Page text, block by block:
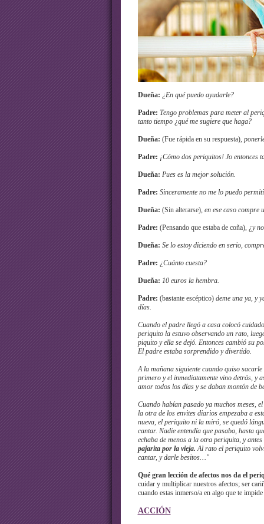
Dueña: ¿En qué puedo ayudarle?
Padre: Tengo problemas para meter al
tanto tiempo ¿qué me sugiere que haga?
Dueña: (Fue rápida en su respuesta),
Padre: ¡Cómo dos periquitos! Jo entonces
Dueña: Pues es la mejor solución.
Padre: Sinceramente no me lo puedo
Dueña: (Sin alterarse), en ese caso compre
Padre: (Pensando que estaba de coña), ¿y
Dueña: Se lo estoy diciendo en serio,
Padre: ¿Cuánto cuesta?
Dueña: 10 euros la hembra.
Padre: (bastante escéptico) deme una ya, y
días.
Cuando el padre llegó a casa colocó
periquito la estuvo observando un rato,
piquito y ella se dejó. Entonces cambió su
El padre estaba sorprendido y divertido.
A la mañana siguiente cuando quiso
primero y el inmediatamente vino detrás, y
amor todos los días y se daban montón de
Cuando habían pasado ya muchos meses,
la otra de los envites diarios empezaba a
nueva, el periquito ni la miró, se quedó
cantar. Nadie entendía que pasaba, hasta
echaba de menos a la otra periquita, y
pajarita por la vieja. Al rato el periquito
cantar, y darle besitos…"
Qué gran lección de afectos nos da el
cuidar y multiplicar nuestros afectos; ser
cuando estas inmerso/a en algo que te
ACCIÓN